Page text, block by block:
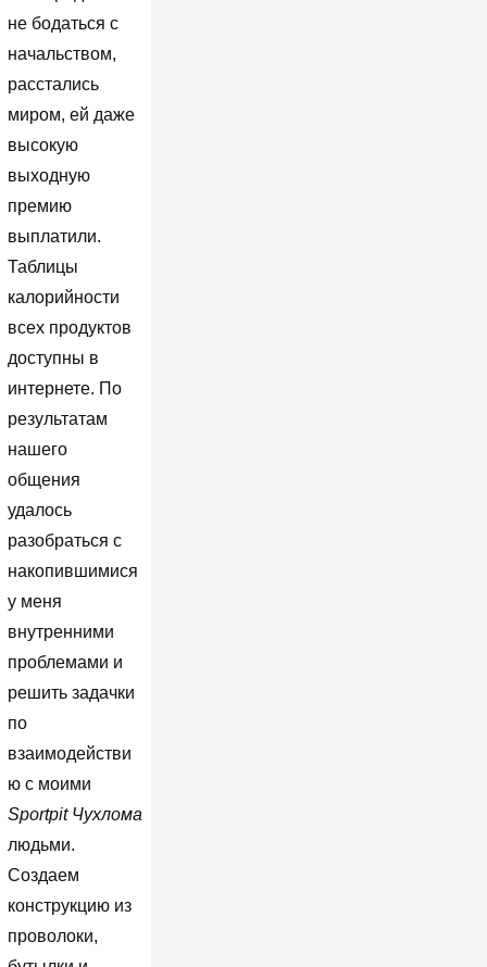
не бодаться с
начальством,
расстались
миром, ей даже
высокую
выходную
премию
выплатили.
Таблицы
калорийности
всех продуктов
доступны в
интернете. По
результатам
нашего
общения
удалось
разобраться с
накопившимися
у меня
внутренними
проблемами и
решить задачки
по
взаимодействи
ю с моими
Sportpit Чухлома
людьми.
Создаем
конструкцию из
проволоки,